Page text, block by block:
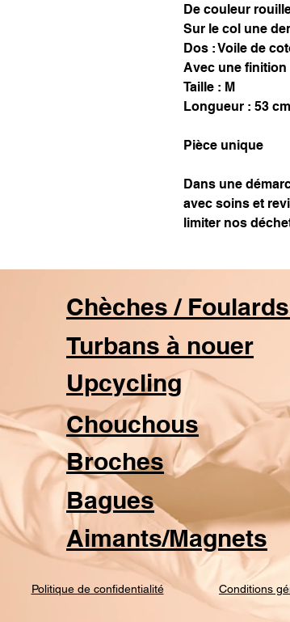
De couleur
Sur le col une
Dos : Voile de
Avec une finition
Taille : M
Longueur : 53 cm
Pièce unique
Dans une
avec soins et
limiter nos
Chèches / Foulards
Turbans à nouer
Upcycling
Chouchous
Broches
Bagues
Aimants/Magnets
Politique de confidentialité Conditions